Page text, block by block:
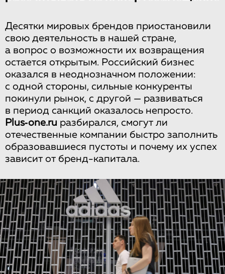
Десятки мировых брендов приостановили
свою деятельность в нашей стране,
а вопрос о возможности их возвращения
остается открытым. Российский бизнес
оказался в неоднозначном положении:
с одной стороны, сильные конкуренты
покинули рынок, с другой — развиваться
в период санкций оказалось непросто.
Plus‑one.ru разбирался, смогут ли
отечественные компании быстро заполнить
образовавшиеся пустоты и почему их успех
зависит от бренд-капитала.